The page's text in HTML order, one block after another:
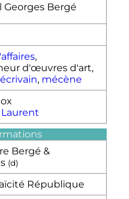
Georges Bergé
,
d'œuvres d'art,
écrivain, mécène
Laurent
Bergé &
(d)
République